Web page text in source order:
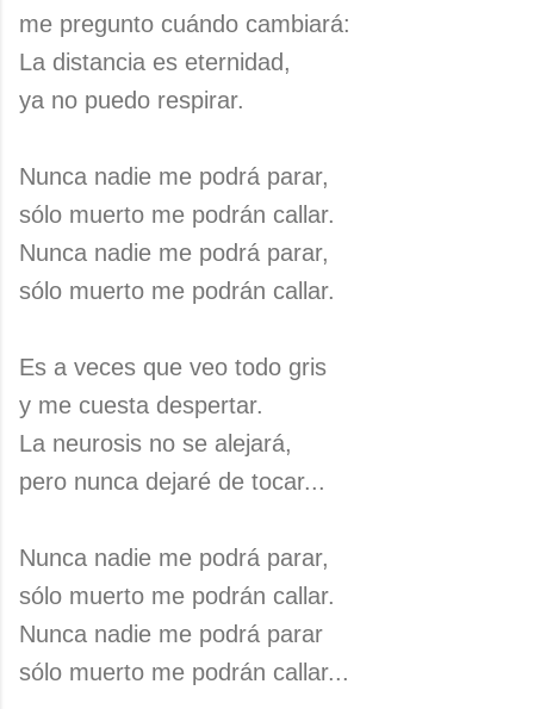
me pregunto cuándo cambiará:
La distancia es eternidad,
ya no puedo respirar.
Nunca nadie me podrá parar,
sólo muerto me podrán callar.
Nunca nadie me podrá parar,
sólo muerto me podrán callar.
Es a veces que veo todo gris
y me cuesta despertar.
La neurosis no se alejará,
pero nunca dejaré de tocar...
Nunca nadie me podrá parar,
sólo muerto me podrán callar.
Nunca nadie me podrá parar
sólo muerto me podrán callar...